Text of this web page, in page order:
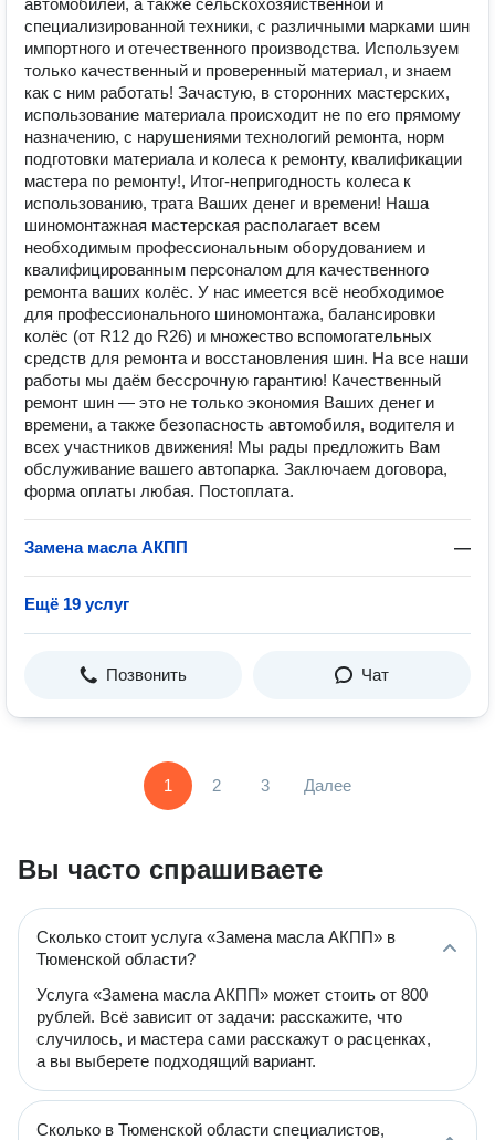
автомобилей, а также сельскохозяйственной и
специализированной техники, с различными марками шин
импортного и отечественного производства. Используем
только качественный и проверенный материал, и знаем
как с ним работать! Зачастую, в сторонних мастерских,
использование материала происходит не по его прямому
назначению, с нарушениями технологий ремонта, норм
подготовки материала и колеса к ремонту, квалификации
мастера по ремонту!, Итог-непригодность колеса к
использованию, трата Ваших денег и времени! Наша
шиномонтажная мастерская располагает всем
необходимым профессиональным оборудованием и
квалифицированным персоналом для качественного
ремонта ваших колёс. У нас имеется всё необходимое
для профессионального шиномонтажа, балансировки
колёс (от R12 до R26) и множество вспомогательных
средств для ремонта и восстановления шин. На все наши
работы мы даём бессрочную гарантию! Качественный
ремонт шин — это не только экономия Ваших денег и
времени, а также безопасность автомобиля, водителя и
всех участников движения! Мы рады предложить Вам
обслуживание вашего автопарка. Заключаем договора,
форма оплаты любая. Постоплата.
Замена масла АКПП —
Ещё 19 услуг
Позвонить Чат
1 2 3 Далее
Вы часто спрашиваете
Сколько стоит услуга «Замена масла АКПП» в
Тюменской области?
Услуга «Замена масла АКПП» может стоить от 800
рублей. Всё зависит от задачи: расскажите, что
случилось, и мастера сами расскажут о расценках,
а вы выберете подходящий вариант.
Сколько в Тюменской области специалистов,